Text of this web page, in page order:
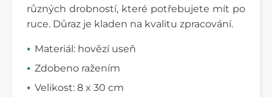
různých drobností, které potřebujete mít po
ruce. Důraz je kladen na kvalitu zpracování.
Materiál: hovězí useň
Zdobeno ražením
Velikost: 8 x 30 cm